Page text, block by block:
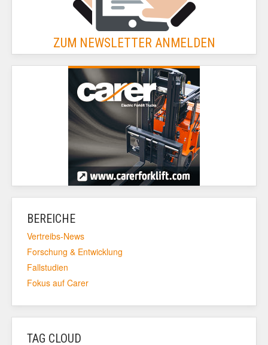
ZUM NEWSLETTER ANMELDEN
BEREICHE
Vertreibs-News
Forschung & Entwicklung
Fallstudien
Fokus auf Carer
TAG CLOUD